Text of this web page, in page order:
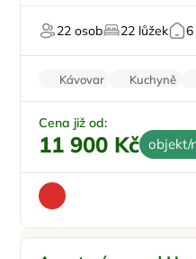
V rekreační oblasti
22 osob 22 lůžek
Kávovar Kuchyně
Wi-Fi
Koupelna
Cena již od:
11 900 Kč objekt/